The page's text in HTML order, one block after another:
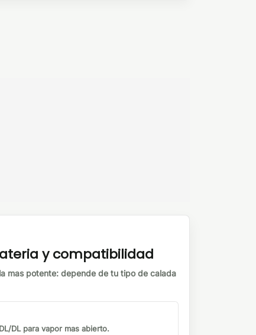
y compatibilidad
mas potente: depende de tu tipo de calada
DL para vapor mas abierto.